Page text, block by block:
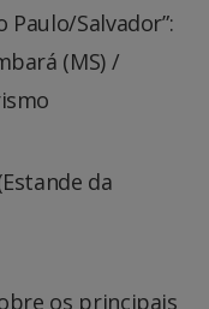
Paulo/Salvador”:
(MS) /
da
os principais